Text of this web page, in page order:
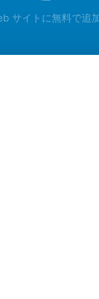
サイトに無料で追加